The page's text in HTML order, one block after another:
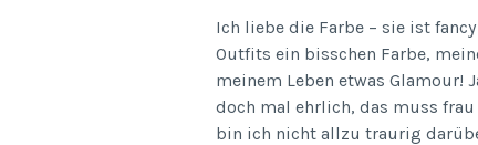
Ich liebe die Farbe – sie ist
Outfits ein bisschen Farbe,
meinem Leben etwas
doch mal ehrlich, das muss
bin ich nicht allzu traurig